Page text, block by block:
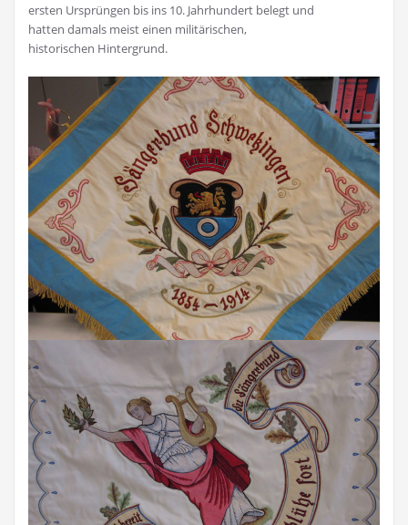
ersten Ursprüngen bis ins 10. Jahrhundert belegt und
hatten damals meist einen militärischen,
historischen Hintergrund.